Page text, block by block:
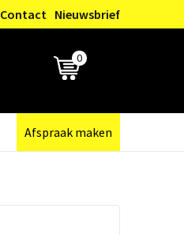
Contact Nieuwsbrief
0
Afspraak maken